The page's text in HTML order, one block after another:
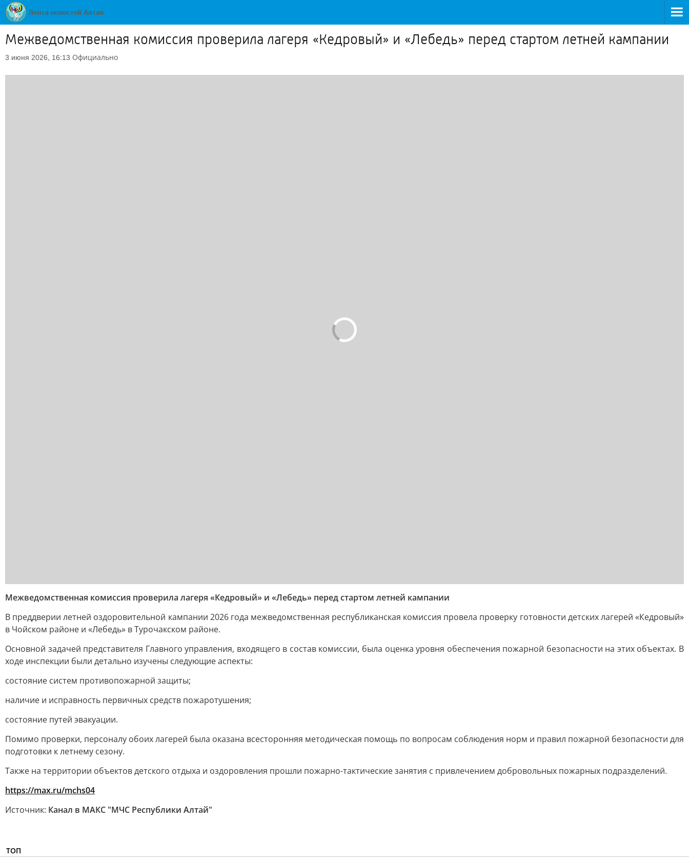
Межведомственная комиссия проверила лагеря «Кедровый» и «Лебедь» перед стартом летней кампании
3 июня 2026, 16:13 Официально
Межведомственная комиссия проверила лагеря «Кедровый» и «Лебедь» перед стартом летней кампании
В преддверии летней оздоровительной кампании 2026 года межведомственная республиканская комиссия провела проверку готовности детских лагерей «Кедровый»
в Чойском районе и «Лебедь» в Турочакском районе.
Основной задачей представителя Главного управления, входящего в состав комиссии, была оценка уровня обеспечения пожарной безопасности на этих объектах. В
ходе инспекции были детально изучены следующие аспекты:
состояние систем противопожарной защиты;
наличие и исправность первичных средств пожаротушения;
состояние путей эвакуации.
Помимо проверки, персоналу обоих лагерей была оказана всесторонняя методическая помощь по вопросам соблюдения норм и правил пожарной безопасности для
подготовки к летнему сезону.
Также на территории объектов детского отдыха и оздоровления прошли пожарно-тактические занятия с привлечением добровольных пожарных подразделений.
https://max.ru/mchs04
Источник: Канал в МАКС "МЧС Республики Алтай"
ТОП